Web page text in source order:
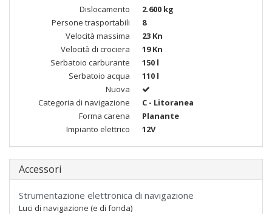
Dislocamento
2.600 kg
Persone trasportabili
8
Velocità massima
23 Kn
Velocità di crociera
19 Kn
Serbatoio carburante
150 l
Serbatoio acqua
110 l
Nuova
Categoria di navigazione
C - Litoranea
Forma carena
Planante
Impianto elettrico
12V
Accessori
Strumentazione elettronica di navigazione
Luci di navigazione (e di fonda)